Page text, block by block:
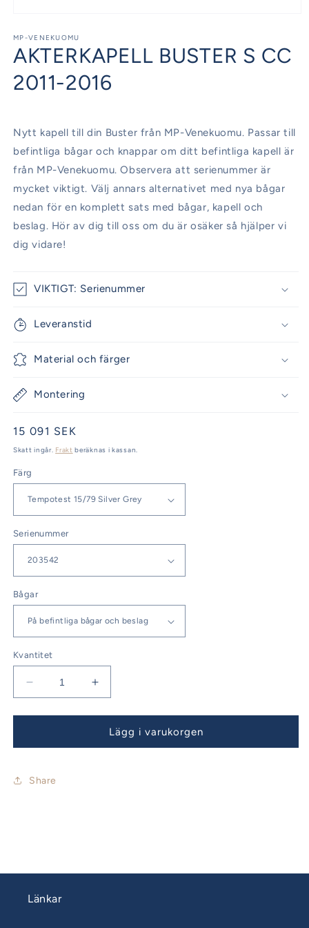
1
modalfönster
MP-VENEKUOMU
AKTERKAPELL BUSTER S CC
2011-2016
Nytt kapell till din Buster från MP-Venekuomu. Passar till
befintliga bågar och knappar om ditt befintliga kapell är
från MP-Venekuomu. Observera att serienummer är
mycket viktigt. Välj annars alternativet med nya bågar
nedan för en komplett sats med bågar, kapell och
beslag. Hör av dig till oss om du är osäker så hjälper vi
dig vidare!
VIKTIGT: Serienummer
Leveranstid
Material och färger
Montering
Ordinarie
pris
15 091 SEK
Skatt ingår. Frakt beräknas i kassan.
Färg
Serienummer
Bågar
Kvantitet
Minska
kvantitet
för
AKTERKAPELL
BUSTER
CC
Öka
kvantitet
för
AKTERKAPELL
BUSTER
Lägg i varukorgen
Share
Länkar